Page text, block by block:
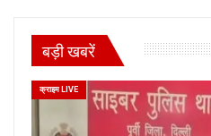
बड़ी खबरें
क्राइम LIVE